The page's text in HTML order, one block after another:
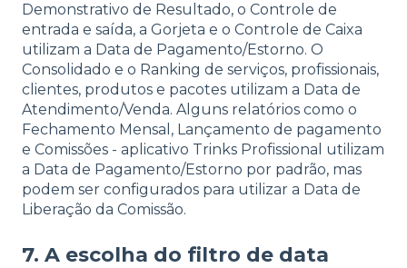
Demonstrativo de Resultado, o Controle de
entrada e saída, a Gorjeta e o Controle de Caixa
utilizam a Data de Pagamento/Estorno. O
Consolidado e o Ranking de serviços, profissionais,
clientes, produtos e pacotes utilizam a Data de
Atendimento/Venda. Alguns relatórios como o
Fechamento Mensal, Lançamento de pagamento
e Comissões - aplicativo Trinks Profissional utilizam
a Data de Pagamento/Estorno por padrão, mas
podem ser configurados para utilizar a Data de
Liberação da Comissão.
7. A escolha do filtro de data